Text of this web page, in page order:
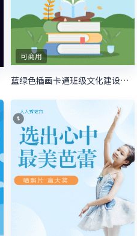
可商用
蓝绿色插画卡通班级文化建设照片投票模板